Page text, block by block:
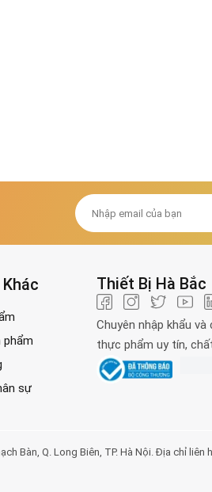
Thiết Bị Hà Bắc
Chuyên nhập khẩu
thực phẩm uy tín,
Bàn, Q. Long Biên, TP. Hà Nội. Địa chỉ